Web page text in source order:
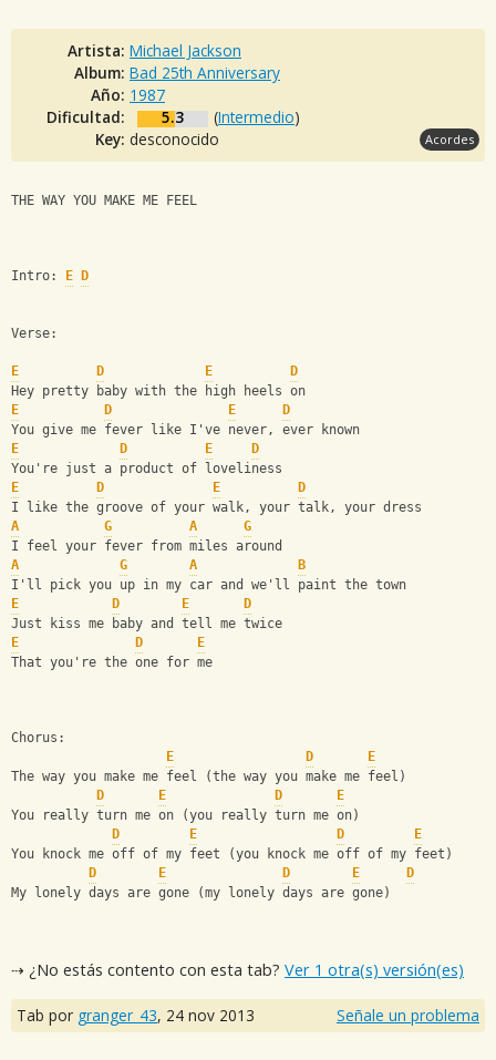
Artista: Michael Jackson
Album: Bad 25th Anniversary
Año: 1987
Dificultad:
5.3 (Intermedio)
Key: desconocido Acordes
THE WAY YOU MAKE ME FEEL
Intro: E D
Verse:
E D E
D
Hey pretty baby with the high heels on
E
D E
D
You give me fever like I've never, ever known
E
D E
D
You're just a product of loveliness
E
D E
D
I like the groove of your walk, your talk, your dress
A
G A
G
I feel your fever from miles around
A
G A
B
I'll pick you up in my car and we'll paint the town
E
D E
D
Just kiss me baby and tell me twice
E
D
E
That you're the one for me
Chorus:
E
D
E
The way you make me feel (the way you make me feel)
D
E D
E
You really turn me on (you really turn me on)
D
E D
E
You knock me off of my feet (you knock me off of my feet)
D
E D E
D
My lonely days are gone (my lonely days are gone)
⇢ ¿No estás contento con esta tab? Ver 1 otra(s) versión(es)
Tab por granger_43, 24 nov 2013 Señale un problema